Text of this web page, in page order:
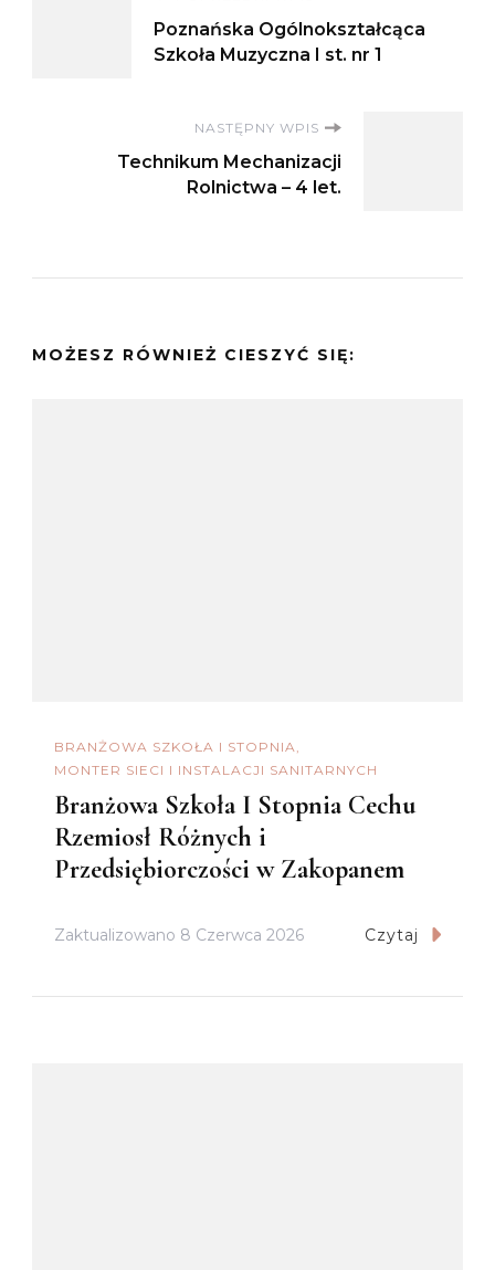
wpisu
Poznańska Ogólnokształcąca
Szkoła Muzyczna I st. nr 1
NASTĘPNY WPIS
Technikum Mechanizacji
Rolnictwa – 4 let.
MOŻESZ RÓWNIEŻ CIESZYĆ SIĘ:
BRANŻOWA SZKOŁA I STOPNIA
MONTER SIECI I INSTALACJI SANITARNYCH
Branżowa Szkoła I Stopnia Cechu
Rzemiosł Różnych i
Przedsiębiorczości w Zakopanem
Zaktualizowano 8 Czerwca 2026 Czytaj